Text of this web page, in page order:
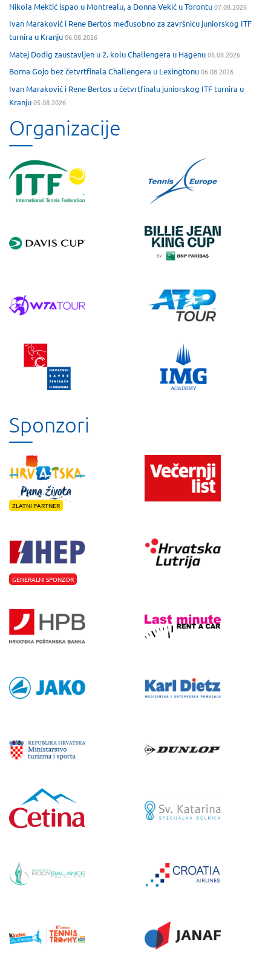
Nikola Mektić ispao u Montrealu, a Donna Vekić u Torontu07.08.2026
Ivan Maraković i Rene Bertos međusobno za završnicu juniorskog ITF
turnira u Kranju06.08.2026
Matej Dodig zaustavljen u 2. kolu Challengera u Hagenu06.08.2026
Borna Gojo bez četvrtfinala Challengera u Lexingtonu06.08.2026
Ivan Maraković i Rene Bertos u četvrtfinalu juniorskog ITF turnira u
Kranju05.08.2026
Organizacije
Sponzori
ZLATNI PARTNER
GENERALNI SPONZOR